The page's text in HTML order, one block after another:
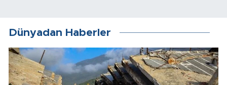
Dünyadan Haberler